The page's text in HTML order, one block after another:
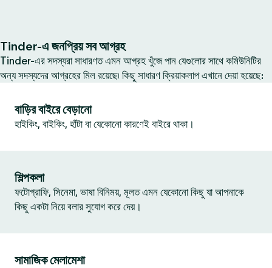
Tinder-এ জনপ্রিয় সব আগ্রহ
Tinder-এর সদস্যরা সাধারণত এমন আগ্রহ খুঁজে পান যেগুলোর সাথে কমিউনিটির
অন্য সদস্যদের আগ্রহের মিল রয়েছে৷ কিছু সাধারণ ক্রিয়াকলাপ এখানে দেয়া হয়েছে:
বাড়ির বাইরে বেড়ানো
হাইকিং, বাইকিং, হাঁটা বা যেকোনো কারণেই বাইরে থাকা।
শিল্পকলা
ফটোগ্রাফি, সিনেমা, ভাষা বিনিময়, মূলত এমন যেকোনো কিছু যা আপনাকে
কিছু একটা নিয়ে বলার সুযোগ করে দেয়।
সামাজিক মেলামেশা